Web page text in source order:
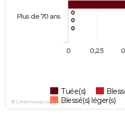
0
0
0
Tuée(s)
Blessé(s) léger(s)
Plus de 70 ans
0 0,25
© Linternaute.com 2026